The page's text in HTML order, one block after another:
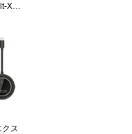
X2 /
急
ウ
ヤ
ル
ス